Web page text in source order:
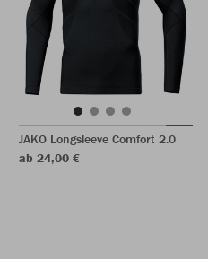
JAKO Longsleeve Comfort 2.0
ab 24,00 €